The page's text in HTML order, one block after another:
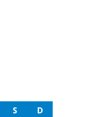
S
D